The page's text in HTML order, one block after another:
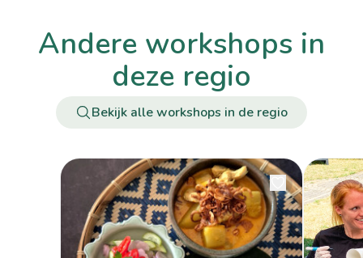
andere workshops in
deze regio
Bekijk alle workshops in de regio